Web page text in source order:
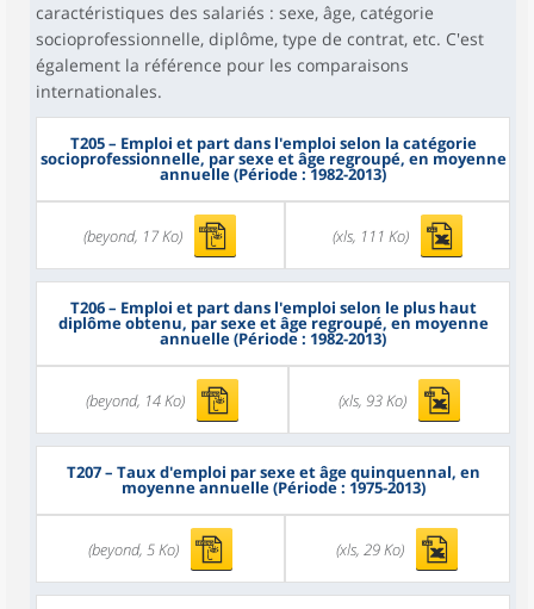
caractéristiques des salariés : sexe, âge, catégorie
socioprofessionnelle, diplôme, type de contrat, etc. C'est
également la référence pour les comparaisons
internationales.
T205– Emploi et part dans l'emploi selon la catégorie
socioprofessionnelle, par sexe et âge regroupé, en moyenne
annuelle (Période : 1982-2013)
(beyond, 17 Ko) (xls, 111 Ko)
T206– Emploi et part dans l'emploi selon le plus haut
diplôme obtenu, par sexe et âge regroupé, en moyenne
annuelle (Période : 1982-2013)
(beyond, 14 Ko) (xls, 93 Ko)
T207– Taux d'emploi par sexe et âge quinquennal, en
moyenne annuelle (Période : 1975-2013)
(beyond, 5 Ko) (xls, 29 Ko)